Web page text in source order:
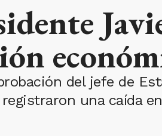
del jefe de
una caída